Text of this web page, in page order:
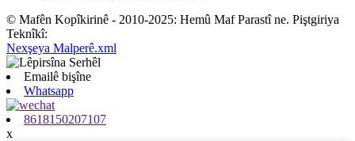
© Mafên Kopîkirinê - 2010-2025: Hemû Maf Parastî ne. Piştgiriya
Teknîkî:
Nexşeya Malperê.xml
Emailê bişîne
Whatsapp
8618150207107
x